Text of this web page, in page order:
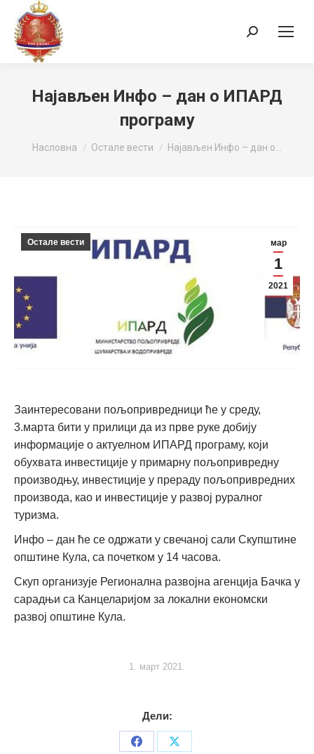
Search:
Најављен Инфо – дан о ИПАРД
програму
You are here:
Насловна Остале вести Најављен Инфо – дан о…
мар
1
2021
Остале вести
Заинтересовани пољопривредници ће у среду,
3.марта бити у прилици да из прве руке добију
информације о актуелном ИПАРД програму, који
обухвата инвестиције у примарну пољопривредну
производњу, инвестиције у прераду пољопривредних
производа, као и инвестиције у развој руралног
туризма.
Инфо – дан ће се одржати у свечаној сали Скупштине
општине Кула, са почетком у 14 часова.
Скуп организује Регионална развојна агенција Бачка у
сарадњи са Канцеларијом за локални економски
развој општине Кула.
1. март 2021.
Дели:
Share
Share